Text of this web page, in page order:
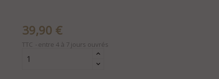
39,90 €
TTC entre 4 à 7 jours ouvrés